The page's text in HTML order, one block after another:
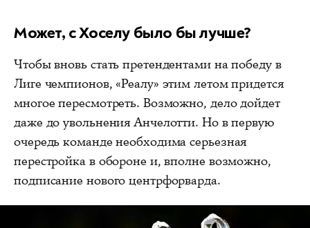
Может, с Хоселу было бы лучше?
Чтобы вновь стать претендентами на победу в
Лиге чемпионов, «Реалу» этим летом придется
многое пересмотреть. Возможно, дело дойдет
даже до увольнения Анчелотти. Но в первую
очередь команде необходима серьезная
перестройка в обороне и, вполне возможно,
подписание нового центрфорварда.